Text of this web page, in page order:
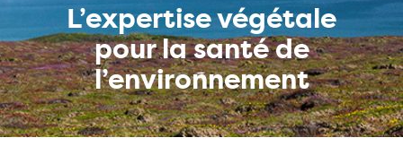
L’expertise végétale
pour la santé de
l’environnement